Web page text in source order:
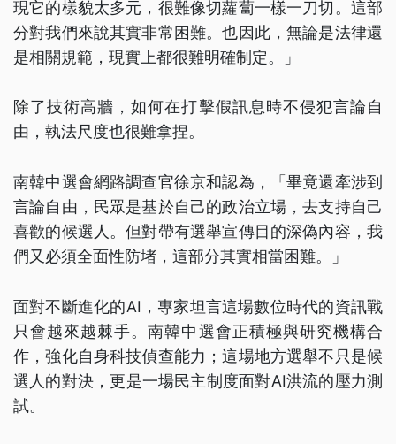
現它的樣貌太多元，很難像切蘿蔔一樣一刀切。這部
分對我們來說其實非常困難。也因此，無論是法律還
是相關規範，現實上都很難明確制定。」
除了技術高牆，如何在打擊假訊息時不侵犯言論自
由，執法尺度也很難拿捏。
南韓中選會網路調查官徐京和認為，「畢竟還牽涉到
言論自由，民眾是基於自己的政治立場，去支持自己
喜歡的候選人。但對帶有選舉宣傳目的深偽內容，我
們又必須全面性防堵，這部分其實相當困難。」
面對不斷進化的AI，專家坦言這場數位時代的資訊戰
只會越來越棘手。南韓中選會正積極與研究機構合
作，強化自身科技偵查能力；這場地方選舉不只是候
選人的對決，更是一場民主制度面對AI洪流的壓力測
試。